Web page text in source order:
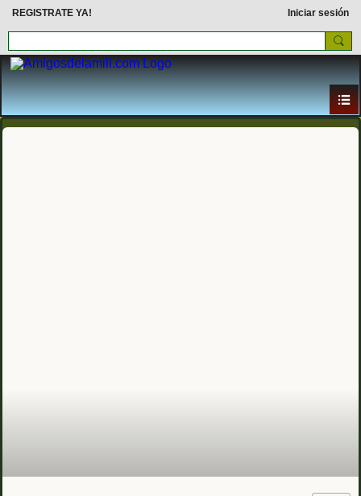
REGISTRATE YA! Iniciar sesión